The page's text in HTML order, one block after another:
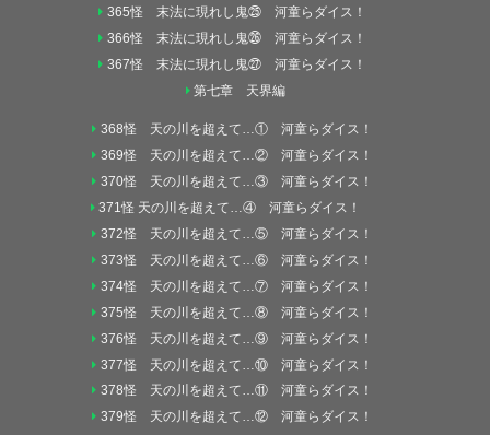
365怪 末法に現れし鬼㉕ 河童らダイス！
366怪 末法に現れし鬼㉖ 河童らダイス！
367怪 末法に現れし鬼㉗ 河童らダイス！
第七章 天界編
368怪 天の川を超えて…① 河童らダイス！
369怪 天の川を超えて…② 河童らダイス！
370怪 天の川を超えて…③ 河童らダイス！
371怪 天の川を超えて…④ 河童らダイス！
372怪 天の川を超えて…⑤ 河童らダイス！
373怪 天の川を超えて…⑥ 河童らダイス！
374怪 天の川を超えて…⑦ 河童らダイス！
375怪 天の川を超えて…⑧ 河童らダイス！
376怪 天の川を超えて…⑨ 河童らダイス！
377怪 天の川を超えて…⑩ 河童らダイス！
378怪 天の川を超えて…⑪ 河童らダイス！
379怪 天の川を超えて…⑫ 河童らダイス！